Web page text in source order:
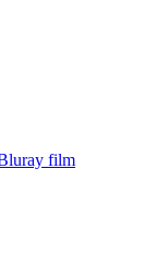
film